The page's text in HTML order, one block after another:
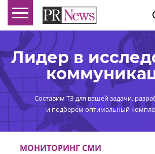
Лидер в
Составим ТЗ для вашей задачи,
и подберем оптимальный
МОНИТОРИНГ СМИ